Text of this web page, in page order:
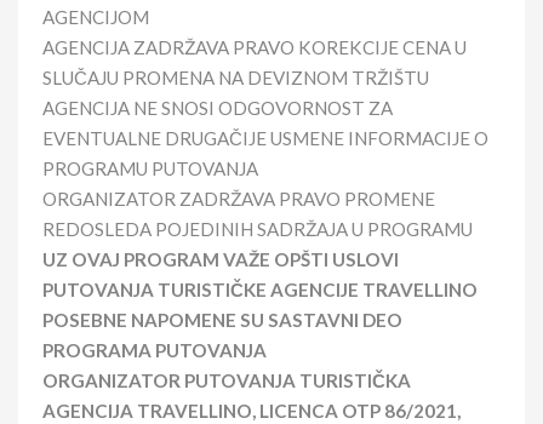
AGENCIJOM
AGENCIJA ZADRŽAVA PRAVO KOREKCIJE CENA U
SLUČAJU PROMENA NA DEVIZNOM TRŽIŠTU
AGENCIJA NE SNOSI ODGOVORNOST ZA
EVENTUALNE DRUGAČIJE USMENE INFORMACIJE O
PROGRAMU PUTOVANJA
ORGANIZATOR ZADRŽAVA PRAVO PROMENE
REDOSLEDA POJEDINIH SADRŽAJA U PROGRAMU
UZ OVAJ PROGRAM VAŽE OPŠTI USLOVI
PUTOVANJA TURISTIČKE AGENCIJE TRAVELLINO
POSEBNE NAPOMENE SU SASTAVNI DEO
PROGRAMA PUTOVANJA
ORGANIZATOR PUTOVANJA TURISTIČKA
AGENCIJA TRAVELLINO, LICENCA OTP 86/2021,